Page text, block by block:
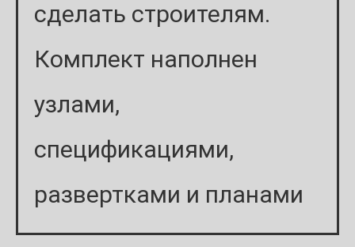
сделать строителям.
Комплект наполнен
узлами,
спецификациями,
развертками и планами